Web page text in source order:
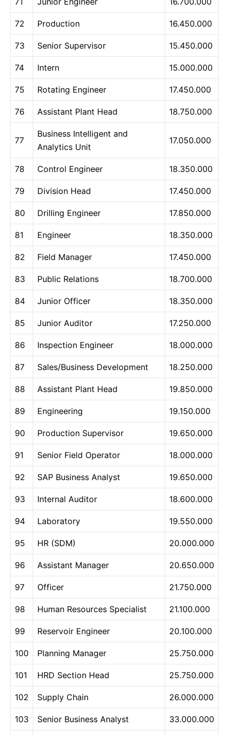
72 Production 16.450.000
73 Senior Supervisor 15.450.000
74 Intern 15.000.000
75 Rotating Engineer 17.450.000
76 Assistant Plant Head 18.750.000
77
Business Intelligent and
Analytics Unit
17.050.000
78 Control Engineer 18.350.000
79 Division Head 17.450.000
80 Drilling Engineer 17.850.000
81 Engineer 18.350.000
82 Field Manager 17.450.000
83 Public Relations 18.700.000
84 Junior Officer 18.350.000
85 Junior Auditor 17.250.000
86 Inspection Engineer 18.000.000
87 Sales/Business Development 18.250.000
88 Assistant Plant Head 19.850.000
89 Engineering 19.150.000
90 Production Supervisor 19.650.000
91 Senior Field Operator 18.000.000
92 SAP Business Analyst 19.650.000
93 Internal Auditor 18.600.000
94 Laboratory 19.550.000
95 HR (SDM) 20.000.000
96 Assistant Manager 20.650.000
97 Officer 21.750.000
98 Human Resources Specialist 21.100.000
99 Reservoir Engineer 20.100.000
100 Planning Manager 25.750.000
101 HRD Section Head 25.750.000
102 Supply Chain 26.000.000
103 Senior Business Analyst 33.000.000